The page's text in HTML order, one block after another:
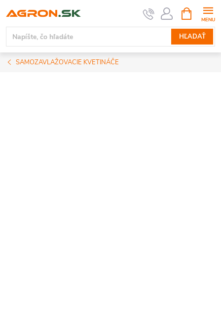
na
obsah
HĽADAŤ
KOŠÍK
SAMOZAVLAŽOVACIE KVETINÁČE